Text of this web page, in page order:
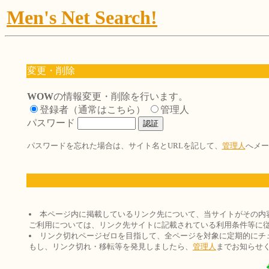
Men's Net Search!
変更・削除
WOWの情報変更・削除を行います。
登録者（通常はこちら）
管理人
パスワード
パスワードを忘れた場合は、サイト名とURLを記して、 管理人へメ
本ページ内に掲載しているリンク先について、当サイトがその内
ご利用については、リンク先サイトに記載されている利用条件等に
リンク切れページゼロを目指して、全ページを対象に定期的にチ
もし、リンク切れ・移転等を発見しましたら、 管理人 までお知らせ